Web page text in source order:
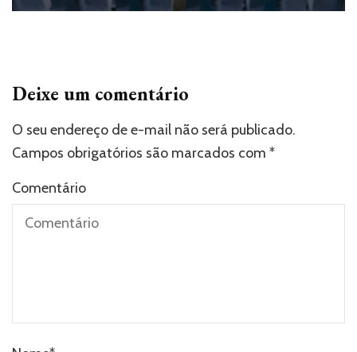
Deixe um comentário
O seu endereço de e-mail não será publicado.
Campos obrigatórios são marcados com *
Comentário